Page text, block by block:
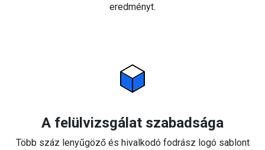
eredményt.
A felülvizsgálat szabadsága
Több száz lenyűgöző és hivalkodó fodrász logó sablont